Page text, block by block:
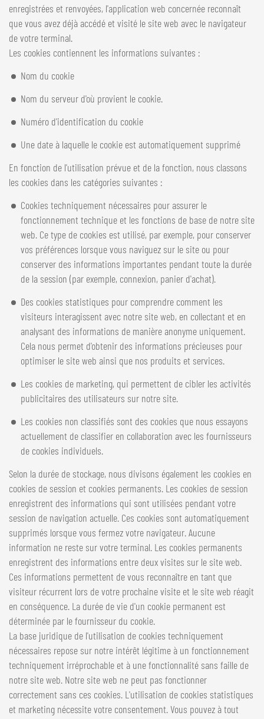
enregistrées et renvoyées, l'application web concernée reconnaît
que vous avez déjà accédé et visité le site web avec le navigateur
de votre terminal.
Les cookies contiennent les informations suivantes :
Nom du cookie
Nom du serveur d'où provient le cookie.
Numéro d'identification du cookie
Une date à laquelle le cookie est automatiquement supprimé
En fonction de l'utilisation prévue et de la fonction, nous classons
les cookies dans les catégories suivantes :
Cookies techniquement nécessaires pour assurer le
fonctionnement technique et les fonctions de base de notre site
web. Ce type de cookies est utilisé, par exemple, pour conserver
vos préférences lorsque vous naviguez sur le site ou pour
conserver des informations importantes pendant toute la durée
de la session (par exemple, connexion, panier d'achat).
Des cookies statistiques pour comprendre comment les
visiteurs interagissent avec notre site web, en collectant et en
analysant des informations de manière anonyme uniquement.
Cela nous permet d'obtenir des informations précieuses pour
optimiser le site web ainsi que nos produits et services.
Les cookies de marketing, qui permettent de cibler les activités
publicitaires des utilisateurs sur notre site.
Les cookies non classifiés sont des cookies que nous essayons
actuellement de classifier en collaboration avec les fournisseurs
de cookies individuels.
Selon la durée de stockage, nous divisons également les cookies en
cookies de session et cookies permanents. Les cookies de session
enregistrent des informations qui sont utilisées pendant votre
session de navigation actuelle. Ces cookies sont automatiquement
supprimés lorsque vous fermez votre navigateur. Aucune
information ne reste sur votre terminal. Les cookies permanents
enregistrent des informations entre deux visites sur le site web.
Ces informations permettent de vous reconnaître en tant que
visiteur récurrent lors de votre prochaine visite et le site web réagit
en conséquence. La durée de vie d'un cookie permanent est
déterminée par le fournisseur du cookie.
La base juridique de l'utilisation de cookies techniquement
nécessaires repose sur notre intérêt légitime à un fonctionnement
techniquement irréprochable et à une fonctionnalité sans faille de
notre site web. Notre site web ne peut pas fonctionner
correctement sans ces cookies. L'utilisation de cookies statistiques
et marketing nécessite votre consentement. Vous pouvez à tout